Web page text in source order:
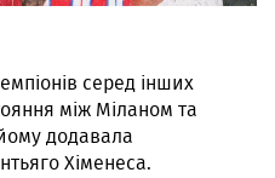
серед інших
між Міланом та
додавала
Хіменеса.